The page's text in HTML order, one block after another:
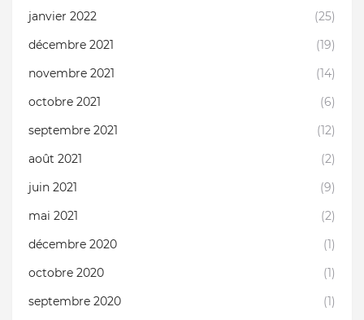
janvier 2022
(25)
décembre 2021
(19)
novembre 2021
(14)
octobre 2021
(6)
septembre 2021
(12)
août 2021
(2)
juin 2021
(9)
mai 2021
(2)
décembre 2020
(1)
octobre 2020
(1)
septembre 2020
(1)